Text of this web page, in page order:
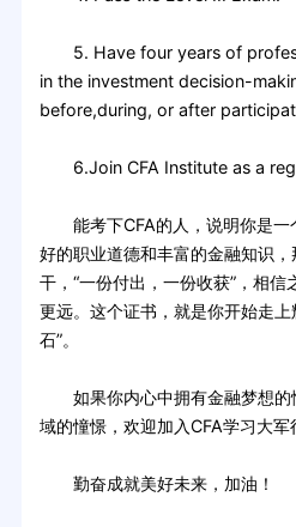
5. Have four years of
in the investment decision-
before,during, or after
6.Join CFA Institute as a
能考下CFA的人，说明你是一
好的职业道德和丰富的金融知识
干，“一份付出，一份收获”，相
更远。这个证书，就是你开始走上
石”。
如果你内心中拥有金融梦想的
域的憧憬，欢迎加入CFA学习大军
勤奋成就美好未来，加油！